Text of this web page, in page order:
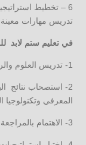
6 – تخطيط
تدريس مهارات معينة
في تعليم ستم لابد
1- تدريس العلوم والرياضيات والهندسة والتكنولوجيا بواقعية.
2- استصحاب نتائج
المعرفي وتكنولوجيا
3- الاهتمام بالمراجعة الدورية للمنهج بحيث يواكب التطور.